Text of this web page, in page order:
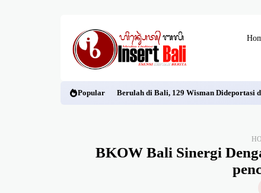
Popular Berulah di Bali, 129 Wisman Dideportasi
BKOW Bali Sinergi